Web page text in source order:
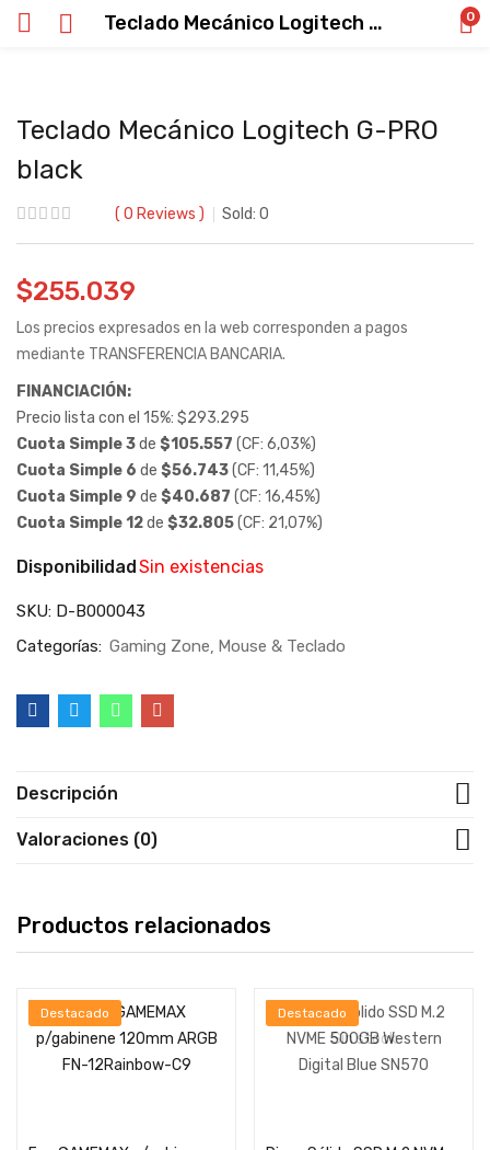
Teclado Mecánico Logitech G-PRO black 0
Teclado Mecánico Logitech G-PRO
black
0 Reviews Sold: 0
$255.039
Los precios expresados en la web corresponden a pagos
mediante TRANSFERENCIA BANCARIA.
FINANCIACIÓN:
Precio lista con el 15%: $293.295
Cuota Simple 3de $105.557 (CF: 6,03%)
Cuota Simple 6 de $56.743(CF: 11,45%)
Cuota Simple 9 de $40.687 (CF: 16,45%)
Cuota Simple 12de $32.805(CF: 21,07%)
DisponibilidadSin existencias
SKU: D-B000043
Categorías: Gaming Zone Mouse & Teclado
Descripción
Valoraciones (0)
Productos relacionados
Destacado
Sin stock
Destacado